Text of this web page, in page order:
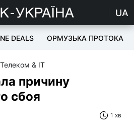
UA
DEALS ОРМУЗЬКА ПРОТОКА
Телеком & IT
причину
сбоя
1 хв